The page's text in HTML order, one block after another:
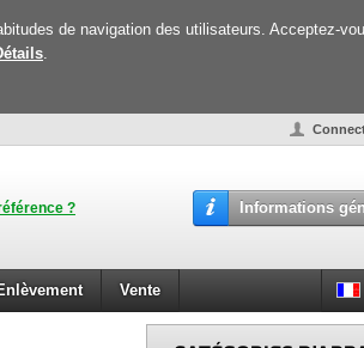
de navigation des utilisateurs. Acceptez-
.
? Informations
Vente